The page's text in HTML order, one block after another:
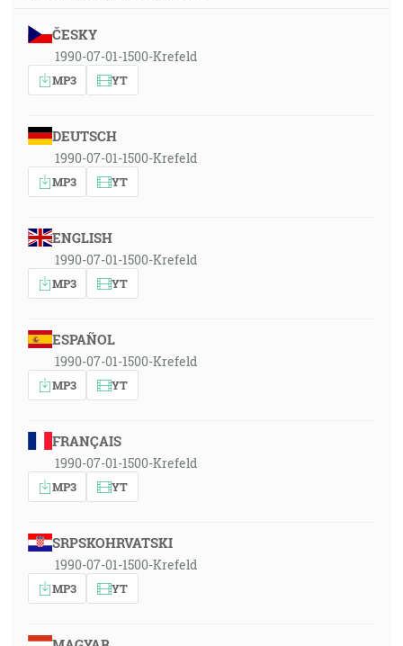
ČESKY
1990-07-01-1500-Krefeld
MP3 YT
DEUTSCH
1990-07-01-1500-Krefeld
MP3 YT
ENGLISH
1990-07-01-1500-Krefeld
MP3 YT
ESPAÑOL
1990-07-01-1500-Krefeld
MP3 YT
FRANÇAIS
1990-07-01-1500-Krefeld
MP3 YT
SRPSKOHRVATSKI
1990-07-01-1500-Krefeld
MP3 YT